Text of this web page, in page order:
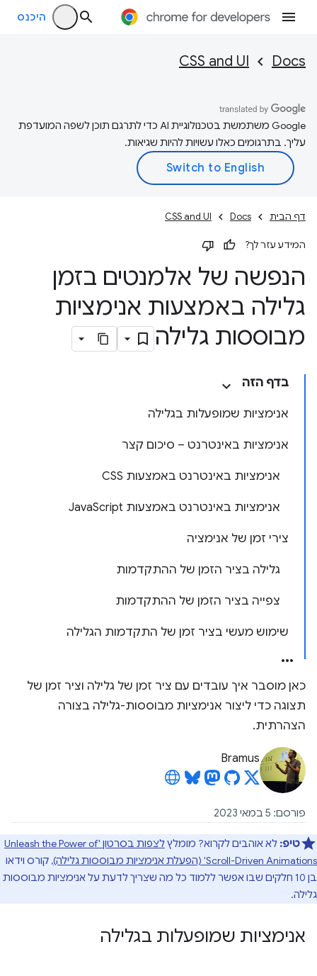
היכנס
Docs
CSS and UI
‫Google משתמשת בטכנולוגיית AI כדי לתרגם תוכן לשפה המועדפת
עליך. בתרגומים כאלו עשויות להיות שגיאות.
דף הבית Docs
CSS and UI
המידע עזר לך?
הנפשה של אלמנטים בזמן
גלילה באמצעות אנימציות
מבוססות גלילה
בדף הזה
אנימציות שמופעלות בגלילה
אנימציות באינטרנט – סיכום קצר
אנימציות באינטרנט באמצעות CSS
אנימציות באינטרנט באמצעות JavaScript
צירי זמן של אנימציה
גלילה בציר הזמן של ההתקדמות
צפייה בציר הזמן של ההתקדמות
שימוש מעשי בציר זמן של התקדמות הגלילה
כאן מוסבר איך עובדים עם ציר זמן של גלילה וציר זמן של
תצוגה כדי ליצור אנימציות מבוססות-גלילה בצורה
הצהרתית.
Bramus
פורסם: 5 במאי 2023
טיפ: לא אוהבים לקרוא? מומלץ
לצפות בסרטון 'Unleash the Power of
Scroll-Driven Animations' (הפעלת אנימציות מבוססות גלילה)
, קורס וידאו
בן 10 חלקים שבו אפשר ללמוד כל מה שצריך לדעת על אנימציות מבוססות
גלילה.
אנימציות שמופעלות בגלילה